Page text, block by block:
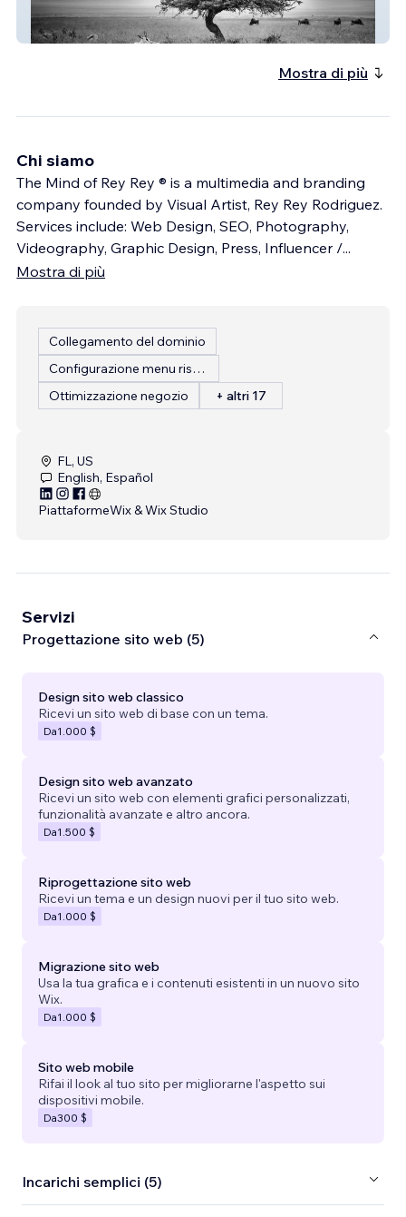
Cecilia Clark Photography
Mostra di più
Chi siamo
The Mind of Rey Rey ® is a multimedia and branding
company founded by Visual Artist, Rey Rey Rodriguez.
Services include: Web Design, SEO, Photography,
Videography, Graphic Design, Press, Influencer /...
Mostra di più
Collegamento del dominio
Configurazione menu ristorante
Ottimizzazione negozio
+ altri 17
FL, US
English, Español
PiattaformeWix & Wix Studio
Servizi
Progettazione sito web (5)
Design sito web classico
Ricevi un sito web di base con un tema.
Da1.000 $
Design sito web avanzato
Ricevi un sito web con elementi grafici personalizzati,
funzionalità avanzate e altro ancora.
Da1.500 $
Riprogettazione sito web
Ricevi un tema e un design nuovi per il tuo sito web.
Da1.000 $
Migrazione sito web
Usa la tua grafica e i contenuti esistenti in un nuovo sito
Wix.
Da1.000 $
Sito web mobile
Rifai il look al tuo sito per migliorarne l'aspetto sui
dispositivi mobile.
Da300 $
Incarichi semplici (5)